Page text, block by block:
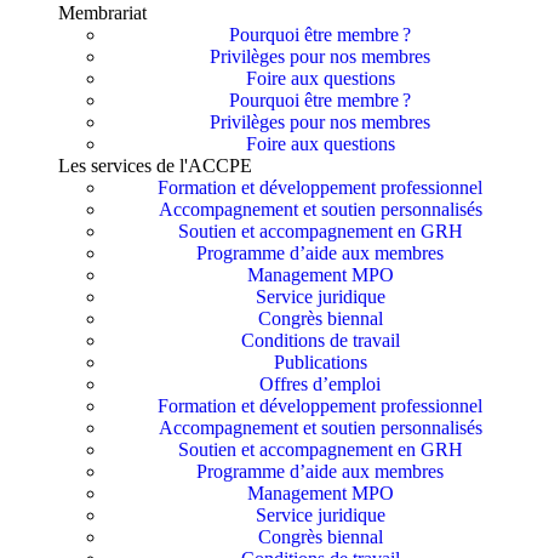
Membrariat
Pourquoi être membre ?​
Privilèges pour nos membres​
Foire aux questions
Pourquoi être membre ?​
Privilèges pour nos membres​
Foire aux questions
Les services de l'ACCPE
Formation et développement professionnel
Accompagnement et soutien personnalisés
Soutien et accompagnement en GRH
Programme d’aide aux membres
Management MPO
Service juridique
Congrès biennal
Conditions de travail
Publications
Offres d’emploi
Formation et développement professionnel
Accompagnement et soutien personnalisés
Soutien et accompagnement en GRH
Programme d’aide aux membres
Management MPO
Service juridique
Congrès biennal